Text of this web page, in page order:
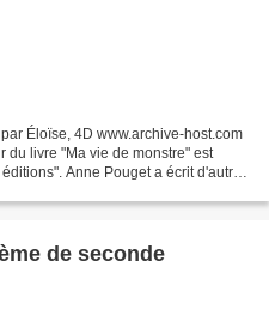
Éloïse, 4D www.archive-host.com
du livre "Ma vie de monstre" est
Anne Pouget a écrit d'autres
de seconde